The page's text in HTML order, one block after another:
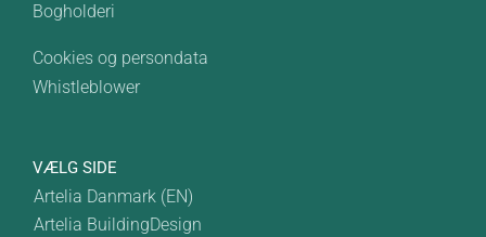
Bogholderi
Cookies og persondata
Whistleblower
VÆLG SIDE
Artelia Danmark (EN)
Artelia BuildingDesign